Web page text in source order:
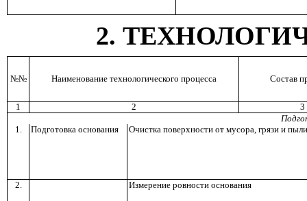
2.
№№ Наименование технологического процесса Состав
1 2
3
1.
Подготовка основания Очистка поверхности от мусора, грязи и пыли
2. Измерение ровности основания